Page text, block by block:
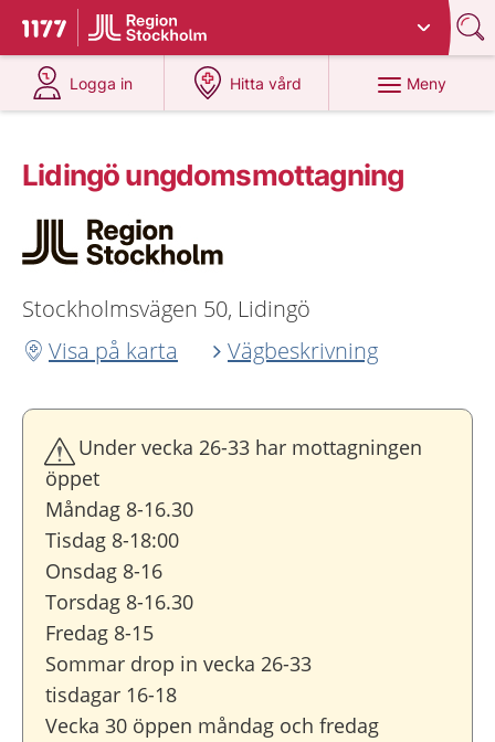
Till startsidan för 1177
Du har valt region
Logga in
på 1177.se
Hitta vård
på 1177.se
Meny
Lidingö ungdoms­mottagning
Stockholmsvägen 50, Lidingö
Visa på karta
Vägbeskrivning
Under vecka 26-33 har mottagningen
öppet
Måndag 8-16.30
Tisdag 8-18:00
Onsdag 8-16
Torsdag 8-16.30
Fredag 8-15
Sommar drop in vecka 26-33
tisdagar 16-18
Vecka 30 öppen måndag och fredag